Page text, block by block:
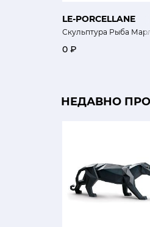
LE-PORCELLANE
Скульптура Рыба
0 ₽
НЕДАВНО